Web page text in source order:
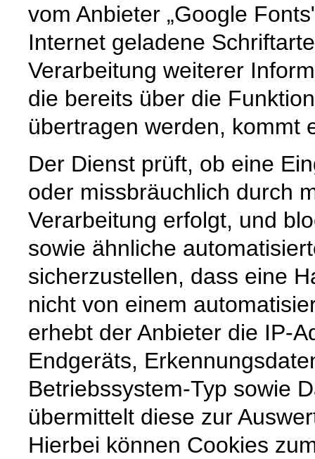
vom Anbieter „Google
Internet geladene
Verarbeitung weiterer
die bereits über die
übertragen werden, kommt
Der Dienst prüft, ob eine
oder missbräuchlich durch
Verarbeitung erfolgt, und
sowie ähnliche
sicherzustellen, dass eine
nicht von einem
erhebt der Anbieter die IP-
Endgeräts,
Betriebssystem-Typ sowie
übermittelt diese zur
Hierbei können Cookies